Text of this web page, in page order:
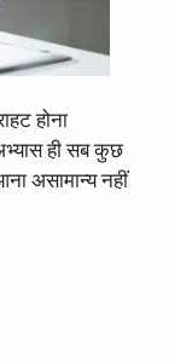
होना
ही सब कुछ
असामान्य नहीं